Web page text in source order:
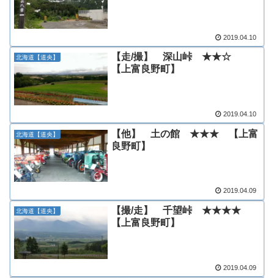
2019.04.10
北海道【道央】
【走/撮】 深山峠 ★★☆
【上富良野町】
2019.04.10
北海道【道央】
【他】 土の館 ★★★ 【上富
良野町】
2019.04.09
北海道【道央】
【撮/走】 千望峠 ★★★★
【上富良野町】
2019.04.09